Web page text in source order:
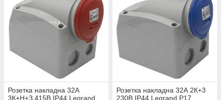
Розетка накладна 32A
3К+Н+З 415В IP44 Legrand
Розетка накладна 32А 2К+3
230В ІР44 Legrand P17